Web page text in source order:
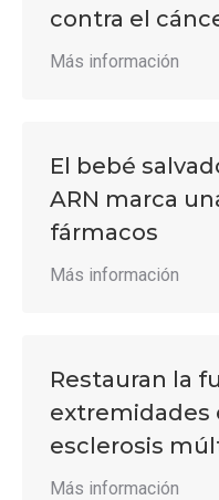
contra el
Más información
El bebé
ARN marca
fármacos
Más información
Restauran la
extremidades
esclerosis
Más información